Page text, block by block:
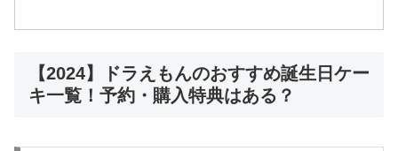
【2024】ドラえもんのおすすめ誕生日ケー
キ一覧！予約・購入特典はある？